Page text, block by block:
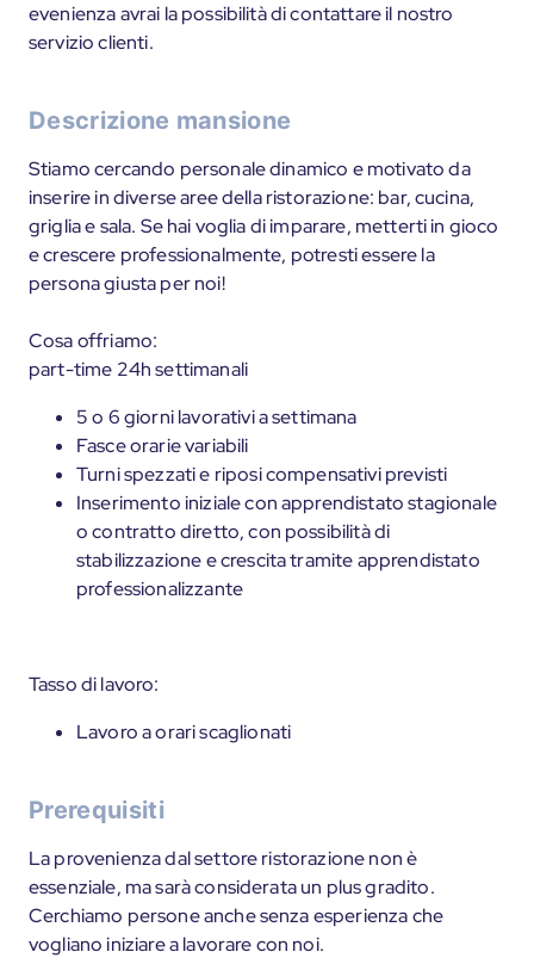
evenienza avrai la possibilità di contattare il nostro
servizio clienti.
Descrizione mansione
Stiamo cercando personale dinamico e motivato da
inserire in diverse aree della ristorazione: bar, cucina,
griglia e sala. Se hai voglia di imparare, metterti in gioco
e crescere professionalmente, potresti essere la
persona giusta per noi!
Cosa offriamo:
part-time 24h settimanali
5 o 6 giorni lavorativi a settimana
Fasce orarie variabili
Turni spezzati e riposi compensativi previsti
Inserimento iniziale con apprendistato stagionale
o contratto diretto, con possibilità di
stabilizzazione e crescita tramite apprendistato
professionalizzante
Tasso di lavoro:
Lavoro a orari scaglionati
Prerequisiti
La provenienza dal settore ristorazione non è
essenziale, ma sarà considerata un plus gradito.
Cerchiamo persone anche senza esperienza che
vogliano iniziare a lavorare con noi.